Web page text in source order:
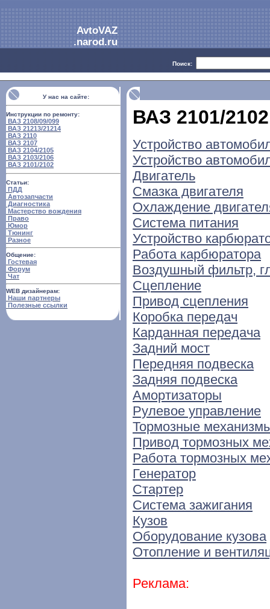
AvtoVAZ
.narod.ru
Поиск:
ВАЗ 2101/2102
Устройство
Устройство
Двигатель
Смазка двигателя
Охлаждение
Система питания
Устройство
Работа карбюратора
Воздушный фильтр,
Сцепление
Привод сцепления
Коробка передач
Карданная передача
Задний мост
Передняя подвеска
Задняя подвеска
Амортизаторы
Рулевое управление
Тормозные
Привод тормозных
Работа тормозных
Генератор
Стартер
Система зажигания
Кузов
Оборудование кузова
Отопление и
Реклама:
У нас на сайте:
Инструкции по ремонту:
ВАЗ 2108/09/099
ВАЗ 21213/21214
ВАЗ 2110
ВАЗ 2107
ВАЗ 2104/2105
ВАЗ 2103/2106
ВАЗ 2101/2102
Статьи:
ПДД
Автозапчасти
Диагностика
Мастерство вождения
Право
Юмор
Тюнинг
Разное
Общение:
Гостевая
Форум
Чат
WEB дизайнерам:
Наши партнеры
Полезные ссылки